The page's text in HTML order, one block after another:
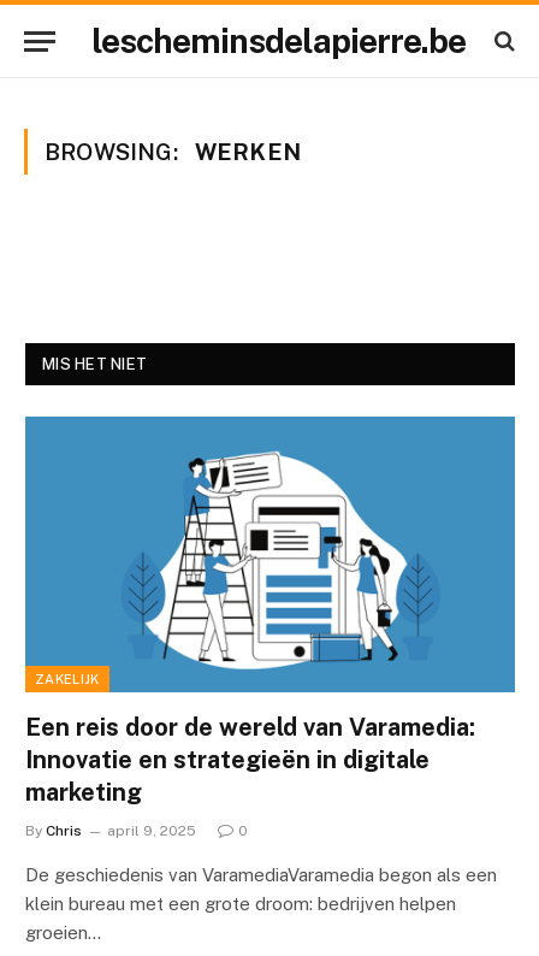
lescheminsdelapierre.be
BROWSING: WERKEN
MIS HET NIET
ZAKELIJK
Een reis door de wereld van Varamedia:
Innovatie en strategieën in digitale
marketing
By Chris april 9, 2025 0
De geschiedenis van VaramediaVaramedia begon als een
klein bureau met een grote droom: bedrijven helpen
groeien…